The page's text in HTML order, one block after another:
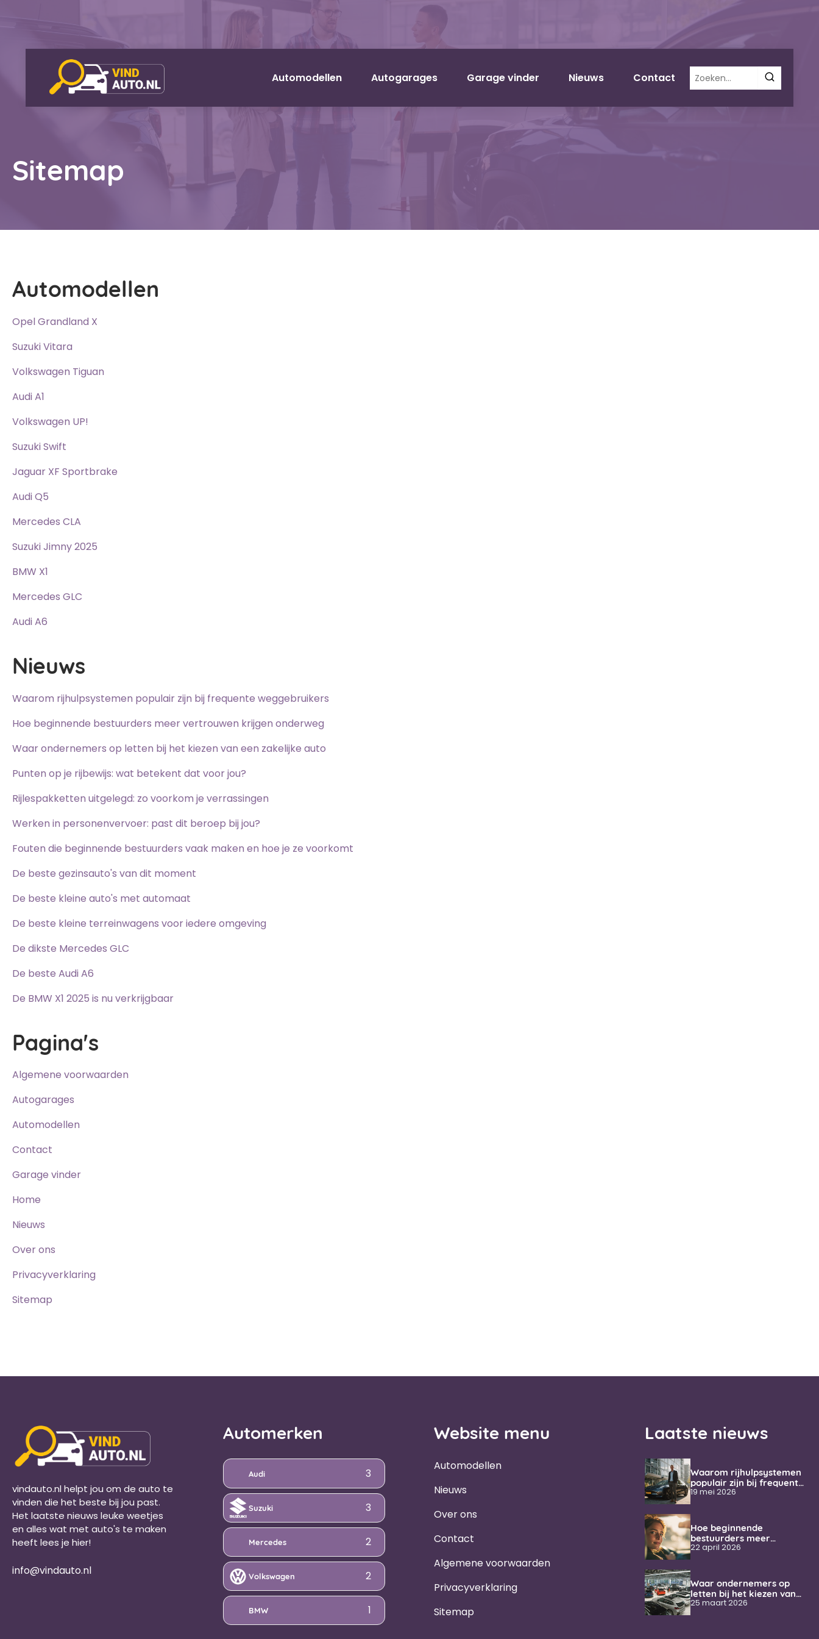
Automodellen Autogarages Garage vinder Nieuws Contact
Zoeken
naar:
Sitemap
Automodellen
Opel Grandland X
Suzuki Vitara
Volkswagen Tiguan
Audi A1
Volkswagen UP!
Suzuki Swift
Jaguar XF Sportbrake
Audi Q5
Mercedes CLA
Suzuki Jimny 2025
BMW X1
Mercedes GLC
Audi A6
Nieuws
Waarom rijhulpsystemen populair zijn bij frequente weggebruikers
Hoe beginnende bestuurders meer vertrouwen krijgen onderweg
Waar ondernemers op letten bij het kiezen van een zakelijke auto
Punten op je rijbewijs: wat betekent dat voor jou?
Rijlespakketten uitgelegd: zo voorkom je verrassingen
Werken in personenvervoer: past dit beroep bij jou?
Fouten die beginnende bestuurders vaak maken en hoe je ze voorkomt
De beste gezinsauto's van dit moment
De beste kleine auto's met automaat
De beste kleine terreinwagens voor iedere omgeving
De dikste Mercedes GLC
De beste Audi A6
De BMW X1 2025 is nu verkrijgbaar
Pagina's
Algemene voorwaarden
Autogarages
Automodellen
Contact
Garage vinder
Home
Nieuws
Over ons
Privacyverklaring
Sitemap
vindauto.nl helpt jou om de auto te
vinden die het beste bij jou past.
Het laatste nieuws leuke weetjes
en alles wat met auto's te maken
heeft lees je hier!
info@vindauto.nl
Automerken
Audi 3
Suzuki 3
Mercedes 2
Volkswagen 2
BMW 1
Website menu
Automodellen
Nieuws
Over ons
Contact
Algemene voorwaarden
Privacyverklaring
Sitemap
Laatste nieuws
Waarom rijhulpsystemen
populair zijn bij frequente
weggebruikers
19 mei 2026
Hoe beginnende
bestuurders meer
vertrouwen krijgen
22 april 2026
Waar ondernemers op
letten bij het kiezen van
een zakelijke auto
25 maart 2026